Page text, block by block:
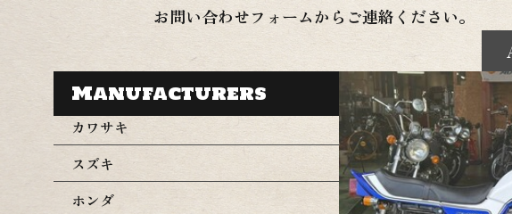
お問い合わせフォームからご連絡ください。
Manufacturers
カワサキ
スズキ
ホンダ